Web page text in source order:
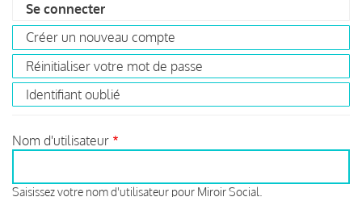
Primary
tabs
Se connecter
actif)
Créer un nouveau compte
Réinitialiser votre mot de passe
Identifiant oublié
Nom d'utilisateur
Saisissez votre nom d'utilisateur pour Miroir Social.